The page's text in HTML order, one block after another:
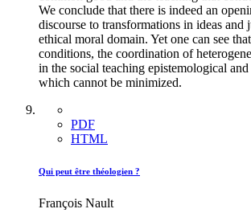
We conclude that there is indeed an
discourse to transformations in ideas and
ethical moral domain. Yet one can see
conditions, the coordination of
in the social teaching epistemological
which cannot be minimized.
PDF
HTML
Qui peut être théologien ?
François Nault